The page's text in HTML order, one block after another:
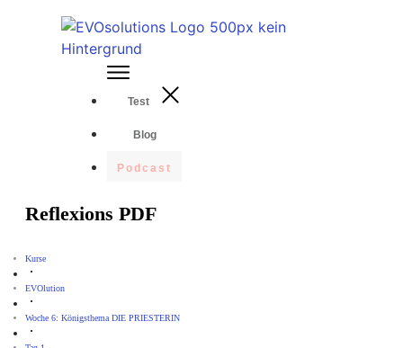
Test
Blog
Podcast
Reflexions PDF
Kurse
EVOlution
Woche 6: Königsthema DIE PRIESTERIN